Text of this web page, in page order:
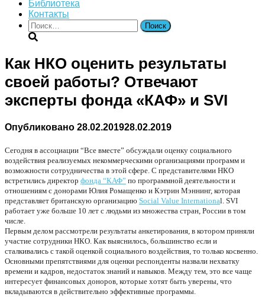
Библиотека
Контакты
Найти:
Как НКО оценить результаты
своей работы? Отвечают
эксперты фонда «КАФ» и SVI
Опубликовано 28.02.201928.02.2019
Сегодня в ассоциации “Все вместе” обсуждали оценку социального
воздействия реализуемых некоммерческими организациями программ и
возможности сотрудничества в этой сфере. С представителями НКО
встретились директор фонда “КАФ” по программной деятельности и
отношениям с донорами Юлия Ромащенко и Кэтрин Мэннинг, которая
представляет британскую организацию Social Value International. SVI
работает уже больше 10 лет с людьми из множества стран, России в том
числе.
Первым делом рассмотрели результаты анкетирования, в котором приняли
участие сотрудники НКО. Как выяснилось, большинство если и
сталкивались с такой оценкой социального воздействия, то только косвенно.
Основными препятствиями для оценки респонденты назвали нехватку
времени и кадров, недостаток знаний и навыков. Между тем, это все чаще
интересует финансовых доноров, которые хотят быть уверены, что
вкладываются в действительно эффективные программы.